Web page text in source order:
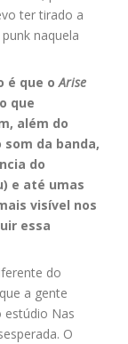
ter tirado a
naquela
é que oArise
que
além do
da banda,
do
e até umas
visível nos
essa
do
a gente
Nas
O